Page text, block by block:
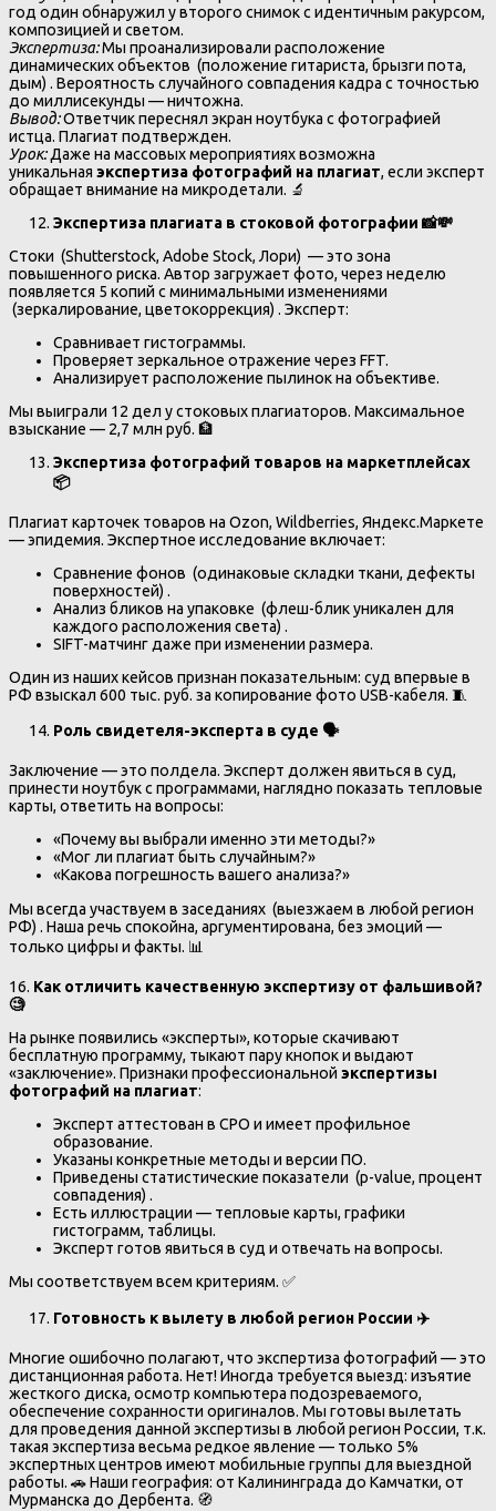
год один обнаружил у второго снимок с идентичным ракурсом,
композицией и светом.
Экспертиза:Мы проанализировали расположение
динамических объектов (положение гитариста, брызги пота,
дым) . Вероятность случайного совпадения кадра с точностью
до миллисекунды — ничтожна.
Вывод:Ответчик переснял экран ноутбука с фотографией
истца. Плагиат подтвержден.
Урок:Даже на массовых мероприятиях возможна
уникальная экспертиза фотографий на плагиат, если эксперт
обращает внимание на микродетали. 🔬
Экспертиза плагиата в стоковой фотографии 📸💸
Стоки (Shutterstock, Adobe Stock, Лори) — это зона
повышенного риска. Автор загружает фото, через неделю
появляется 5 копий с минимальными изменениями
(зеркалирование, цветокоррекция) . Эксперт:
Сравнивает гистограммы.
Проверяет зеркальное отражение через FFT.
Анализирует расположение пылинок на объективе.
Мы выиграли 12 дел у стоковых плагиаторов. Максимальное
взыскание — 2,7 млн руб. 🏦
Экспертиза фотографий товаров на маркетплейсах
📦
Плагиат карточек товаров на Ozon, Wildberries, Яндекс.Маркете
— эпидемия. Экспертное исследование включает:
Сравнение фонов (одинаковые складки ткани, дефекты
поверхностей) .
Анализ бликов на упаковке (флеш-блик уникален для
каждого расположения света) .
SIFT-матчинг даже при изменении размера.
Один из наших кейсов признан показательным: суд впервые в
РФ взыскал 600 тыс. руб. за копирование фото USB-кабеля. 🧵
Роль свидетеля-эксперта в суде 🗣
Заключение — это полдела. Эксперт должен явиться в суд,
принести ноутбук с программами, наглядно показать тепловые
карты, ответить на вопросы:
«Почему вы выбрали именно эти методы?»
«Мог ли плагиат быть случайным?»
«Какова погрешность вашего анализа?»
Мы всегда участвуем в заседаниях (выезжаем в любой регион
РФ) . Наша речь спокойна, аргументирована, без эмоций —
только цифры и факты. 📊
16. Как отличить качественную экспертизу от фальшивой?
🧐
На рынке появились «эксперты», которые скачивают
бесплатную программу, тыкают пару кнопок и выдают
«заключение». Признаки профессиональной экспертизы
фотографий на плагиат:
Эксперт аттестован в СРО и имеет профильное
образование.
Указаны конкретные методы и версии ПО.
Приведены статистические показатели (p-value, процент
совпадения) .
Есть иллюстрации — тепловые карты, графики
гистограмм, таблицы.
Эксперт готов явиться в суд и отвечать на вопросы.
Мы соответствуем всем критериям. ✅
Готовность к вылету в любой регион России ✈️
Многие ошибочно полагают, что экспертиза фотографий — это
дистанционная работа. Нет! Иногда требуется выезд: изъятие
жесткого диска, осмотр компьютера подозреваемого,
обеспечение сохранности оригиналов. Мы готовы вылетать
для проведения данной экспертизы в любой регион России, т.к.
такая экспертиза весьма редкое явление — только 5%
экспертных центров имеют мобильные группы для выездной
работы. 🚗 Наши география: от Калининграда до Камчатки, от
Мурманска до Дербента. 🧭